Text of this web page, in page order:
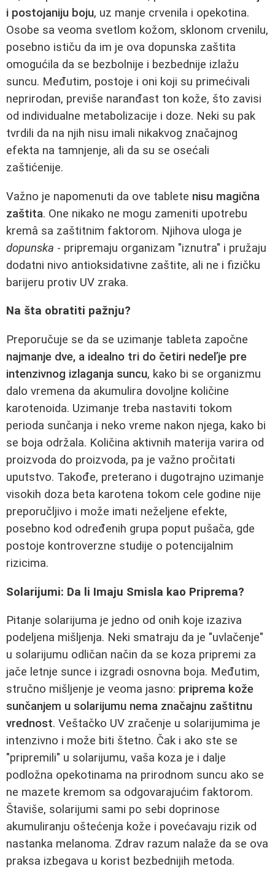
i postojaniju boju, uz manje crvenila i opekotina.
Osobe sa veoma svetlom kožom, sklonom crvenilu,
posebno ističu da im je ova dopunska zaštita
omogućila da se bezbolnije i bezbednije izlažu
suncu. Međutim, postoje i oni koji su primećivali
neprirodan, previše naranđast ton kože, što zavisi
od individualne metabolizacije i doze. Neki su pak
tvrdili da na njih nisu imali nikakvog značajnog
efekta na tamnjenje, ali da su se osećali
zaštićenije.
Važno je napomenuti da ove tablete nisu magična
zaštita. One nikako ne mogu zameniti upotrebu
kremâ sa zaštitnim faktorom. Njihova uloga je
dopunska - pripremaju organizam "iznutra" i pružaju
dodatni nivo antioksidativne zaštite, ali ne i fizičku
barijeru protiv UV zraka.
Na šta obratiti pažnju?
Preporučuje se da se uzimanje tableta započne
najmanje dve, a idealno tri do četiri nedeľje pre
intenzivnog izlaganja suncu, kako bi se organizmu
dalo vremena da akumulira dovoljne količine
karotenoida. Uzimanje treba nastaviti tokom
perioda sunčanja i neko vreme nakon njega, kako bi
se boja održala. Količina aktivnih materija varira od
proizvoda do proizvoda, pa je važno pročitati
uputstvo. Takođe, preterano i dugotrajno uzimanje
visokih doza beta karotena tokom cele godine nije
preporučljivo i može imati neželjene efekte,
posebno kod određenih grupa poput pušača, gde
postoje kontroverzne studije o potencijalnim
rizicima.
Solarijumi: Da li Imaju Smisla kao Priprema?
Pitanje solarijuma je jedno od onih koje izaziva
podeljena mišljenja. Neki smatraju da je "uvlačenje"
u solarijumu odličan način da se koza pripremi za
jače letnje sunce i izgradi osnovna boja. Međutim,
stručno mišljenje je veoma jasno: priprema kože
sunčanjem u solarijumu nema značajnu zaštitnu
vrednost. Veštačko UV zračenje u solarijumima je
intenzivno i može biti štetno. Čak i ako ste se
"pripremili" u solarijumu, vaša koza je i dalje
podložna opekotinama na prirodnom suncu ako se
ne mazete kremom sa odgovarajućim faktorom.
Štaviše, solarijumi sami po sebi doprinose
akumuliranju oštećenja kože i povećavaju rizik od
nastanka melanoma. Zdrav razum nalaže da se ova
praksa izbegava u korist bezbednijih metoda.